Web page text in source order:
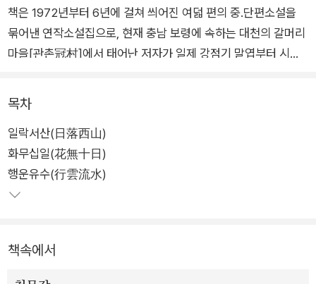
책은 1972년부터 6년에 걸쳐 씌어진 여덟 편의 중.단편소설을
묶어낸 연작소설집으로, 현재 충남 보령에 속하는 대천의 갈머리
마을[관촌冠村]에서 태어난 저자가 일제 강점기 말엽부터 시월
고향에서의 일을 풍부한 토속어를 활용해 서술하고 있다.
1화 「일락서산」부터 5화 「공산토월」까지는 '나'의 가족과 친구.지
인이 중심인물로 등장하는, 관촌 마을에 대한 추억담이라 할 수
있다. 6화 「관산추정」은 유년 시절의 고향 친구를 만난 이야기이
며, 7.8화는 귀향의 경험담으로 구성되었다.
어 고향을 떠났던 작가는 이 소설을 통해 자전적 이야기를 전하는
한편 우리 사회의 산업화, 도시화가 몰고 온 부정적 양상들에 치
목차
일락서산(日落西山)
화무십일(花無十日)
행운유수(行雲流水)
책속에서